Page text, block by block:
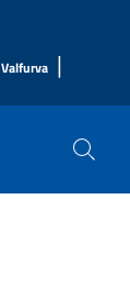
Valfurva |